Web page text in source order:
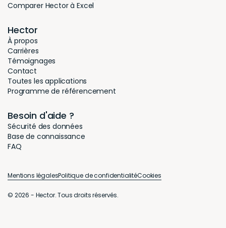
Comparer Hector à Excel
Hector
À propos
Carrières
Témoignages
Contact
Toutes les applications
Programme de référencement
Besoin d'aide ?
Sécurité des données
Base de connaissance
FAQ
© 2026 - Hector. Tous droits réservés.
Mentions légalesPolitique de confidentialitéCookies